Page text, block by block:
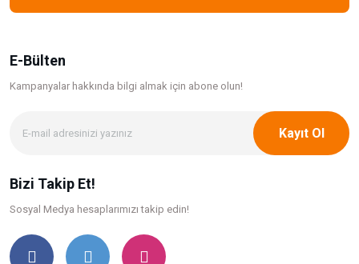
E-Bülten
Kampanyalar hakkında bilgi almak için abone olun!
Kayıt Ol
Bizi Takip Et!
Sosyal Medya hesaplarımızı takip edin!